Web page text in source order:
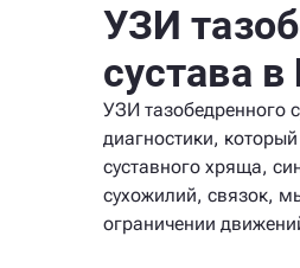
УЗИ
сустава
УЗИ тазобедренного
диагностики,
суставного хряща,
сухожилий, связок,
ограничении